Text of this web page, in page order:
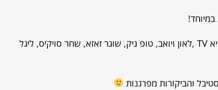
בין הכוכבים: אנה זק, סטפן לגר, נועה פילטר, אלין כהן, גיא TV ,לאון ויואב, טופ גיק, שוגר זאזא, שחר סויקיס, ליגל
והביקורות מפרגנות